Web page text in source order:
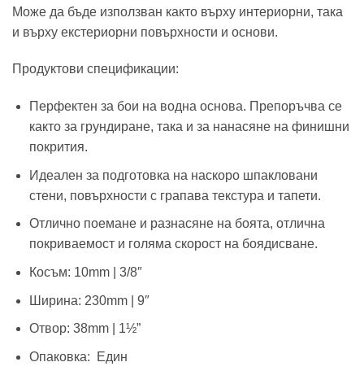
Може да бъде използван както върху интериорни, така
и върху екстериорни повърхности и основи.
Продуктови спецификации:
Перфектен за бои на водна основа. Препоръчва се
както за грундиране, така и за нанасяне на финишни
покрития.
Идеален за подготовка на наскоро шпакловани
стени, повърхности с грапава текстура и тапети.
Отлично поемане и разнасяне на боята, отлична
покриваемост и голяма скорост на боядисване.
Косъм: 10mm | 3/8″
Ширина: 230mm | 9″
Отвор: 38mm | 1½”
Опаковка: Един